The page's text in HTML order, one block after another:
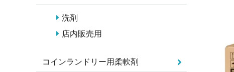
洗剤
店内販売用
コインランドリー用柔軟剤